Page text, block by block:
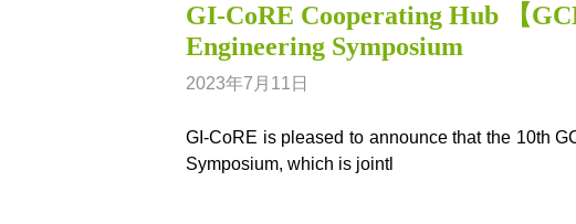
GI-CoRE Cooperating Hub 【
Engineering Symposium
2023年7月11日
GI-CoRE is pleased to announce that the 10th
Symposium, which is jointl